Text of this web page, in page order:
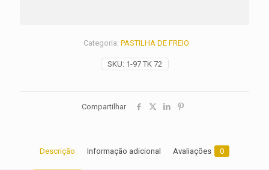
SKU: 1-97 TK 72
Categoria: PASTILHA DE FREIO
Compartilhar
Descrição Informação adicional Avaliações 0